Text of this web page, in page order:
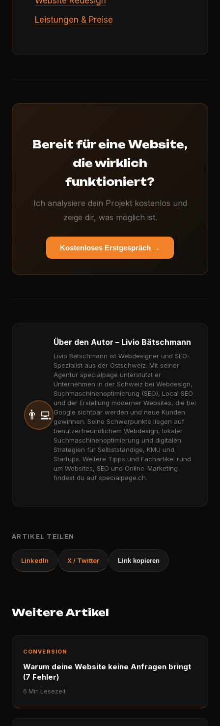
Leistungen & Preise
Bereit für eine Website,
die wirklich
funktioniert?
Ich analysiere dein Projekt kostenlos und
zeige dir, was möglich ist.
Kostenloses Erstgespräch →
👨‍💻
Über den Autor – Livio Bätschmann
Livio Bätschmann ist Webdesigner und SEO-
Spezialist aus der Ostschweiz. Mit seiner
Agentur specialpage unterstützt er
Unternehmen in der Schweiz bei Webdesign,
Suchmaschinenoptimierung (SEO), Local SEO
und der Erstellung moderner Websites, die bei
Google sichtbar werden und neue Kunden
gewinnen. Seine Schwerpunkte liegen auf
benutzerfreundlichem Webdesign, lokaler
Suchmaschinenoptimierung und digitalen
Strategien für Selbstständige, KMU und
Startups. Weitere Tipps und Fachartikel rund
um Websites, SEO und Online-Marketing
findest du auf specialpage.ch.
ARTIKEL TEILEN
LinkedIn X / Twitter Link kopieren
Weitere Artikel
CONVERSION
Warum deine Website keine Anfragen bringt
(7 Fehler)
6 Min Lesezeit